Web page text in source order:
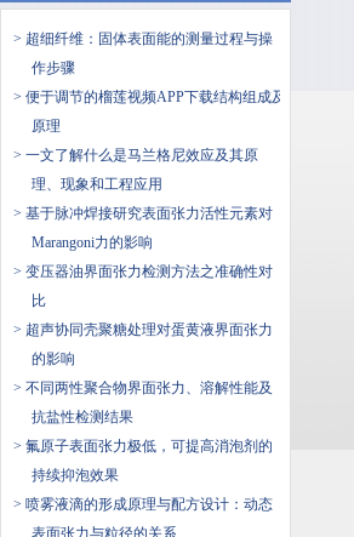
> 超细纤维：固体表面能的测量过程与操
作步骤
> 便于调节的榴莲视频APP下载结构组成及
原理
> 一文了解什么是​马兰格尼效应及其原
理、现象和工程应用
> 基于脉冲焊接研究表面张力活性元素对
Marangoni力的影响
> 变压器油界面张力检测方法之准确性对
比
> 超声协同壳聚糖处理对蛋黄液界面张力
的影响
> 不同两性聚合物界面张力、溶解性能及
抗盐性检测结果
> 氟原子表面张力极低，可提高消泡剂的
持续抑泡效果
> 喷雾液滴的形成原理与配方设计：动态
表面张力与粒径的关系